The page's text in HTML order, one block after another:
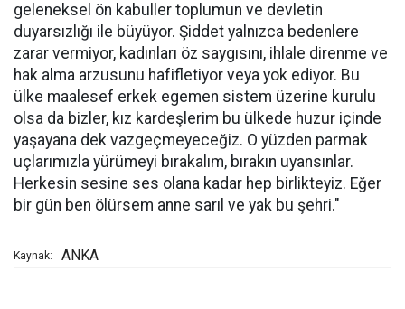
geleneksel ön kabuller toplumun ve devletin
duyarsızlığı ile büyüyor. Şiddet yalnızca bedenlere
zarar vermiyor, kadınları öz saygısını, ihlale direnme ve
hak alma arzusunu hafifletiyor veya yok ediyor. Bu
ülke maalesef erkek egemen sistem üzerine kurulu
olsa da bizler, kız kardeşlerim bu ülkede huzur içinde
yaşayana dek vazgeçmeyeceğiz. O yüzden parmak
uçlarımızla yürümeyi bırakalım, bırakın uyansınlar.
Herkesin sesine ses olana kadar hep birlikteyiz. Eğer
bir gün ben ölürsem anne sarıl ve yak bu şehri."
Kaynak: ANKA